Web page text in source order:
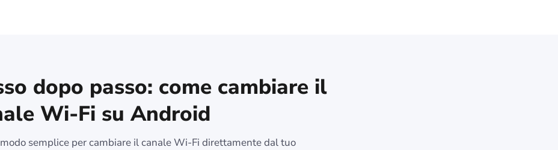
dopo passo: come cambiare il
Wi-Fi su Android
semplice per cambiare il canale Wi-Fi direttamente dal tuo